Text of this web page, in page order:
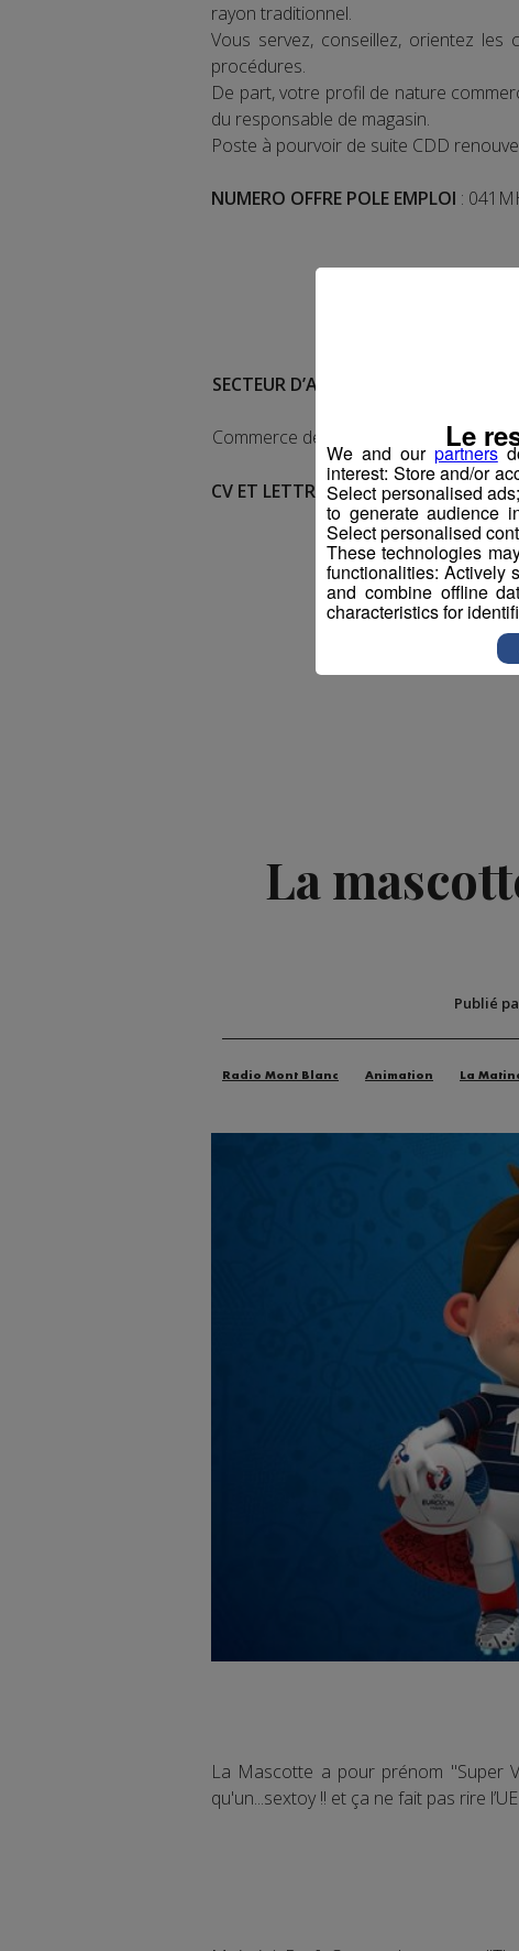
rayon traditionnel.
Vous servez, conseillez, orientez
procédures.
De part, votre profil de nature
du responsable de magasin.
Poste à pourvoir de suite CDD
NUMERO OFFRE POLE EMPLOI :
SECTEUR D’ACTIVITE :
Commerce de gros (commerce
CV ET LETTRE DE MOTIVATION à
La
Publié
Radio Mont Blanc Animation La
La Mascotte a pour prénom "Super
qu'un...sextoy !! et ça ne fait pas rire
We and our partners
interest: Store and/or
Select personalised
to generate audience
Select personalised
These technologies
functionalities: Actively
and combine offline
characteristics for
Le